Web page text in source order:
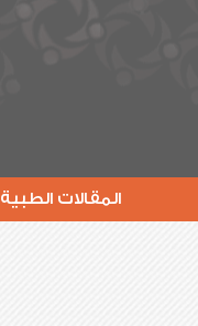
المقالات الطبية